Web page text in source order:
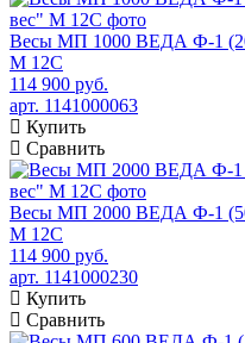
Весы МП 1000 ВЕДА Ф-1
М 12С
114 900 руб.
арт. 1141000063
Купить
Сравнить
Весы МП 2000 ВЕДА Ф-1
М 12С
114 900 руб.
арт. 1141000230
Купить
Сравнить